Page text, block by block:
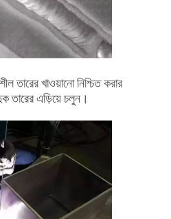
তারের খাওয়ানো নিশ্চিত করার
তারের এড়িয়ে চলুন।